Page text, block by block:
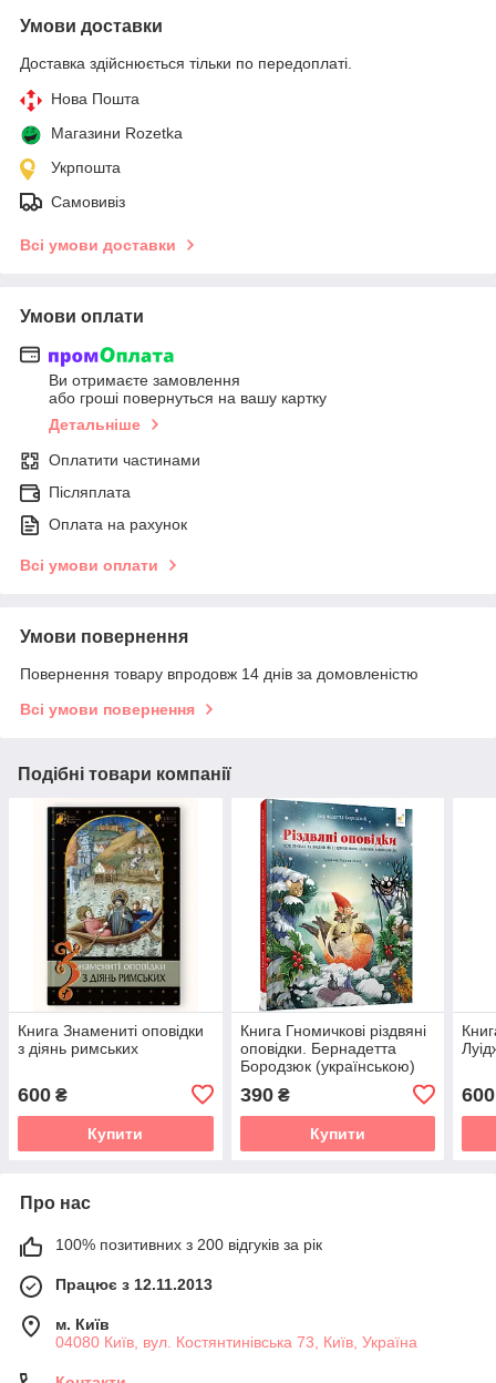
Умови доставки
Доставка здійснюється тільки по передоплаті.
Нова Пошта
Магазини Rozetka
Укрпошта
Самовивіз
Всі умови доставки
Умови оплати
Ви отримаєте замовлення
або гроші повернуться на вашу картку
Детальніше
Оплатити частинами
Післяплата
Оплата на рахунок
Всі умови оплати
Умови повернення
Повернення товару впродовж 14 днів за домовленістю
Всі умови повернення
Подібні товари компанії
Книга Знамениті оповідки
з діянь римських
600 ₴
Купити
Книга Гномичкові різдвяні
оповідки. Бернадетта
Бородзюк (українською)
390₴
Купити
600
Про нас
100% позитивних з 200 відгуків за рік
Працює з 12.11.2013
м. Київ
04080 Київ, вул. Костянтинівська 73, Київ, Україна